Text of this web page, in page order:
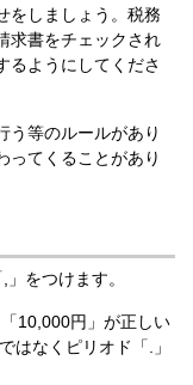
をしましょう。税務
求書をチェックされ
るようにしてくださ
う等のルールがあり
ってくることがあり
をつけます。
10,000円」が正しい
はなくピリオド「.」